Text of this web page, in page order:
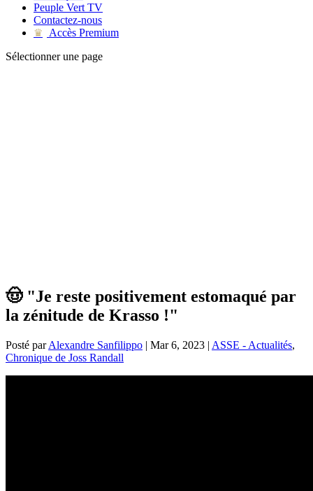
Peuple Vert TV
Contactez-nous
♛
Accès Premium
Sélectionner une page
🤠 "Je reste positivement estomaqué par
la zénitude de Krasso !"
Posté parAlexandre Sanfilippo | Mar 6, 2023 | ASSE - Actualités,
Chronique de Joss Randall